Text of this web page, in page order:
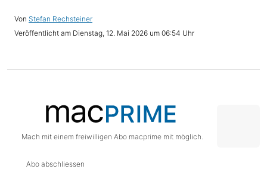
Stefan Rechsteiner
Dienstag, 12. Mai 2026 um 06:54 Uhr
Mach mit einem freiwilligen Abo macprime mit möglich.
Abo abschliessen